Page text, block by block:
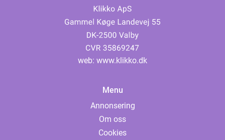
web: www.klikko.dk
Menu
Annonsering
Om oss
Cookies